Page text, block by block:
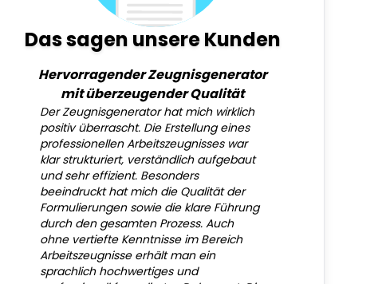
Das sagen unsere Kunden
Hervorragender Zeugnisgenerator
mit überzeugender Qualität
Der Zeugnisgenerator hat mich wirklich
positiv überrascht. Die Erstellung eines
professionellen Arbeitszeugnisses war
klar strukturiert, verständlich aufgebaut
und sehr effizient. Besonders
beeindruckt hat mich die Qualität der
Formulierungen sowie die klare Führung
durch den gesamten Prozess. Auch
ohne vertiefte Kenntnisse im Bereich
Arbeitszeugnisse erhält man ein
sprachlich hochwertiges und